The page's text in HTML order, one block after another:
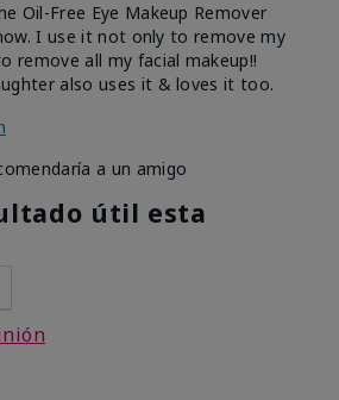
Oil-Free Eye Makeup Remover
I use it not only to remove my
remove all my facial makeup!!
also uses it & loves it too.
a un amigo
útil esta